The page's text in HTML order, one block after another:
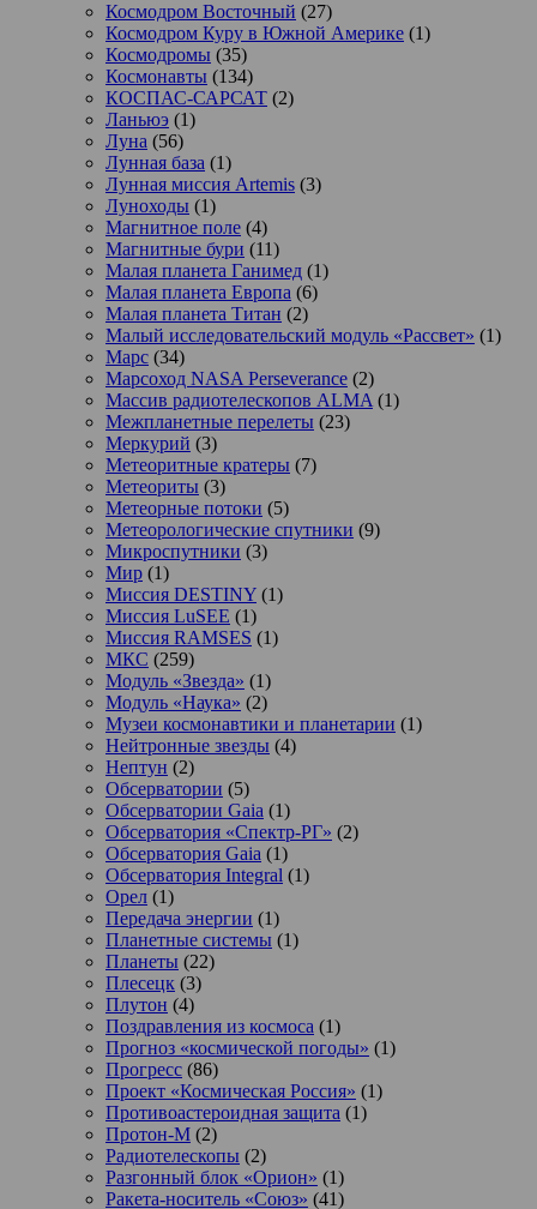
Космодром Восточный (27)
Космодром Куру в Южной Америке (1)
Космодромы (35)
Космонавты (134)
КОСПАС-САРСАТ (2)
Ланьюэ (1)
Луна (56)
Лунная база (1)
Лунная миссия Artemis (3)
Луноходы (1)
Магнитное поле (4)
Магнитные бури (11)
Малая планета Ганимед (1)
Малая планета Европа (6)
Малая планета Титан (2)
Малый исследовательский модуль «Рассвет» (1)
Марс (34)
Марсоход NASA Perseverance (2)
Массив радиотелескопов ALMA (1)
Межпланетные перелеты (23)
Меркурий (3)
Метеоритные кратеры (7)
Метеориты (3)
Метеорные потоки (5)
Метеорологические спутники (9)
Микроспутники (3)
Мир (1)
Миссия DESTINY (1)
Миссия LuSEE (1)
Миссия RAMSES (1)
МКС (259)
Модуль «Звезда» (1)
Модуль «Наука» (2)
Музеи космонавтики и планетарии (1)
Нейтронные звезды (4)
Нептун (2)
Обсерватории (5)
Обсерватории Gaia (1)
Обсерватория «Спектр-РГ» (2)
Обсерватория Gaia (1)
Обсерватория Integral (1)
Орел (1)
Передача энергии (1)
Планетные системы (1)
Планеты (22)
Плесецк (3)
Плутон (4)
Поздравления из космоса (1)
Прогноз «космической погоды» (1)
Прогресс (86)
Проект «Космическая Россия» (1)
Противоастероидная защита (1)
Протон-М (2)
Радиотелескопы (2)
Разгонный блок «Орион» (1)
Ракета-носитель «Союз» (41)